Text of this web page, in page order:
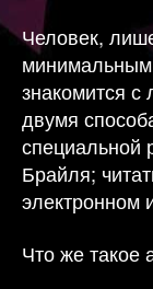
Человек,
минимальным
знакомится
двумя
специальной
Брайля;
электронном
Что же такое